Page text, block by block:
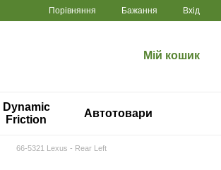
Порівняння Бажання Вхід
Мій кошик
Dynamic
Friction
Автотовари
66-5321 Lexus - Rear Left